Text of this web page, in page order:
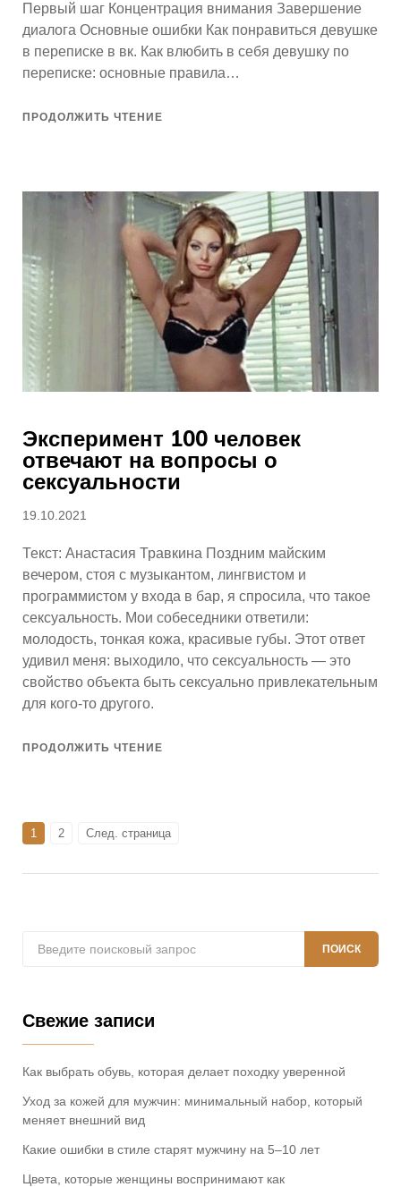
Первый шаг Концентрация внимания Завершение
диалога Основные ошибки Как понравиться девушке
в переписке в вк. Как влюбить в себя девушку по
переписке: основные правила…
ПРОДОЛЖИТЬ ЧТЕНИЕ
Эксперимент 100 человек
отвечают на вопросы о
сексуальности
Опубликовано
19.10.2021
Текст: Анастасия Травкина Поздним майским
вечером, стоя с музыкантом, лингвистом и
программистом у входа в бар, я спросила, что такое
сексуальность. Мои собеседники ответили:
молодость, тонкая кожа, красивые губы. Этот ответ
удивил меня: выходило, что сексуальность — это
свойство объекта быть сексуально привлекательным
для кого-то другого.
ПРОДОЛЖИТЬ ЧТЕНИЕ
Пагинация
записей
СТРАНИЦА
1 СТРАНИЦА
2 След. страница
ПОИСК
Свежие записи
Как выбрать обувь, которая делает походку уверенной
Уход за кожей для мужчин: минимальный набор, который
меняет внешний вид
Какие ошибки в стиле старят мужчину на 5–10 лет
Цвета, которые женщины воспринимают как